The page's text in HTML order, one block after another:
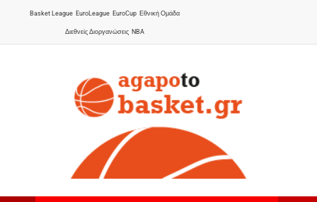
Basket League EuroLeague EuroCup Εθνική Ομάδα
Διεθνείς Διοργανώσεις NBA